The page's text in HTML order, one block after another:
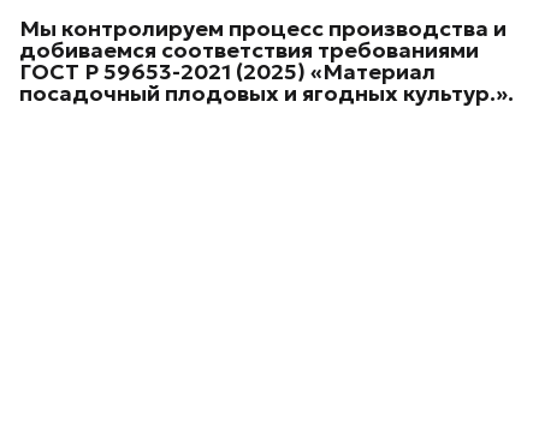
Мы контролируем процесс производства и
добиваемся соответствия требованиями
ГОСТ Р 59653-2021 (2025) «Материал
посадочный плодовых и ягодных культур.».